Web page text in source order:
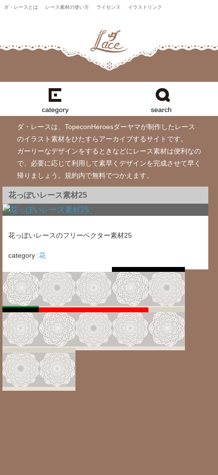
ダ・レースとは レース素材の使い方 ライセンス イラストリンク
category search
ダ・レースは、TopeconHeroesダーヤマが制作したレース
のイラスト素材をひたすらアーカイブするサイトです。
ガーリーなデザインをするときなどにレース素材は便利なの
で、必要に応じて利用して素早くデザインを完成させて早く
帰りましょう。規約内で無料でつかえます。
花っぽいレース素材25
花っぽいレースのフリーベクター素材25
category :花